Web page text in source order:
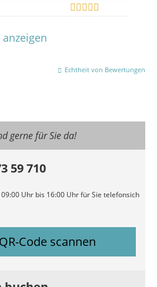
Echtheit von Bewertungen
gerne für Sie da!
59 710
Uhr bis 16:00 Uhr für Sie telefonsich
QR-Code scannen